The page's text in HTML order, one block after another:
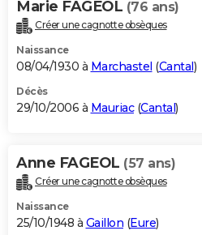
Marie FAGEOL (76 ans)
Créer une cagnotte obsèques
Naissance
08/04/1930 à Marchastel (Cantal)
Décès
29/10/2006 à Mauriac(Cantal)
Anne FAGEOL (57 ans)
Créer une cagnotte obsèques
Naissance
25/10/1948 à Gaillon (Eure)